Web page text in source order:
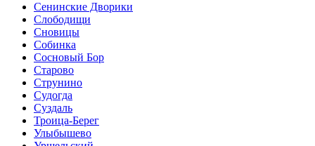
Сенинские Дворики
Слободищи
Сновицы
Собинка
Сосновый Бор
Старово
Струнино
Судогда
Суздаль
Троица-Берег
Улыбышево